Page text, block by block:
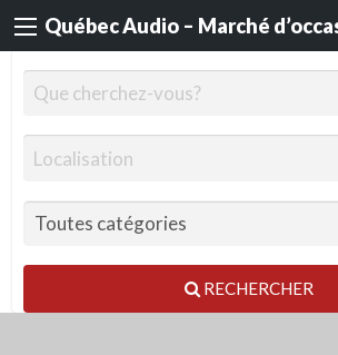
Québec Audio – Marché
RECHERCHER